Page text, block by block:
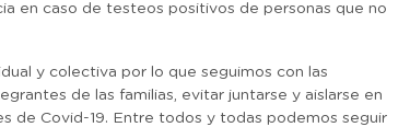
en caso de testeos positivos de personas que no
y colectiva por lo que seguimos con las
de las familias, evitar juntarse y aislarse en
de Covid-19. Entre todos y todas podemos seguir